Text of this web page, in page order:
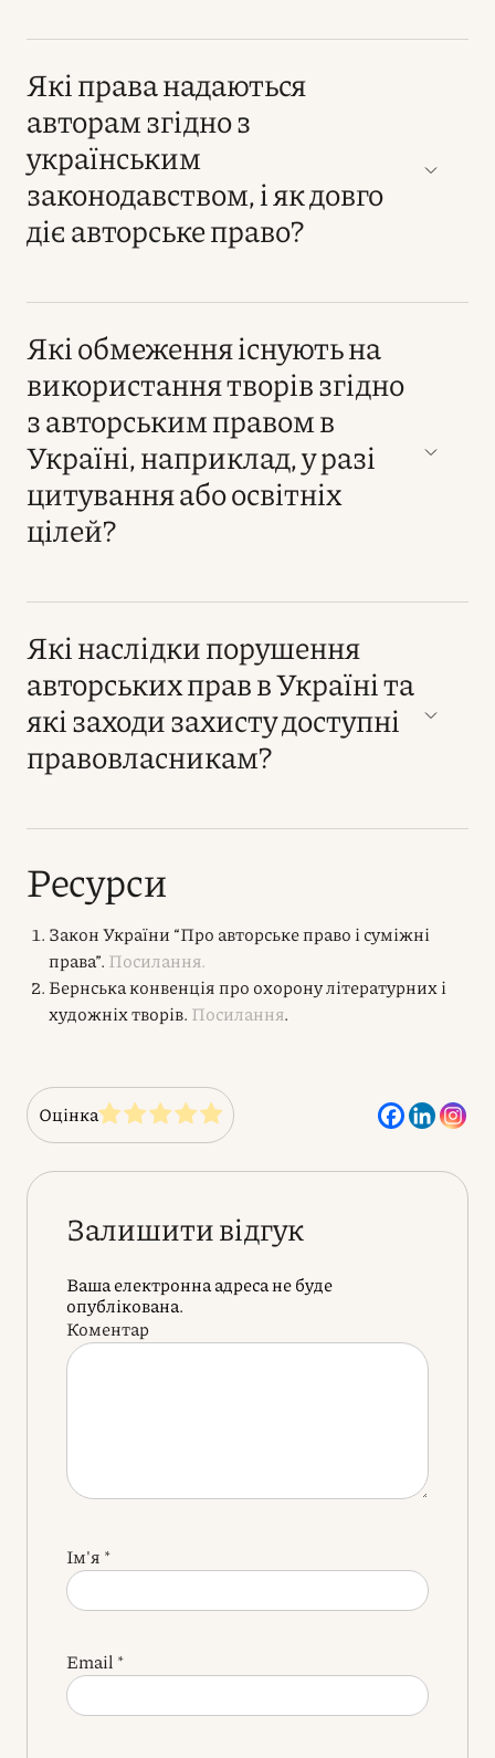
Які права надаються
авторам згідно з
українським
законодавством, і як довго
діє авторське право?
Які обмеження існують на
використання творів згідно
з авторським правом в
Україні, наприклад, у разі
цитування або освітніх
цілей?
Які наслідки порушення
авторських прав в Україні та
які заходи захисту доступні
правовласникам?
Ресурси
Закон України “Про авторське право і суміжні
права”. Посилання.
Бернська конвенція про охорону літературних і
художніх творів. Посилання.
Оцінка
Залишити відгук
Ваша електронна адреса не буде
опублікована.
Коментар
Ім'я *
Email *